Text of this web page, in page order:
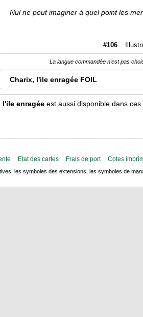
Nul ne peut imaginer à quel point les
#106
La langue commandée n'est pas
Charix, l'ile enragée FOIL
l'ile enragée est aussi disponible dans ces
Etat des cartes Frais de port Cotes
les symboles des extensions, les symboles de